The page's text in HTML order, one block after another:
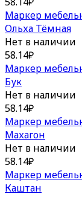
Маркер
Ольха Тёмная
Нет в наличии
58.14₽
Маркер
Бук
Нет в наличии
58.14₽
Маркер
Махагон
Нет в наличии
58.14₽
Маркер
Каштан